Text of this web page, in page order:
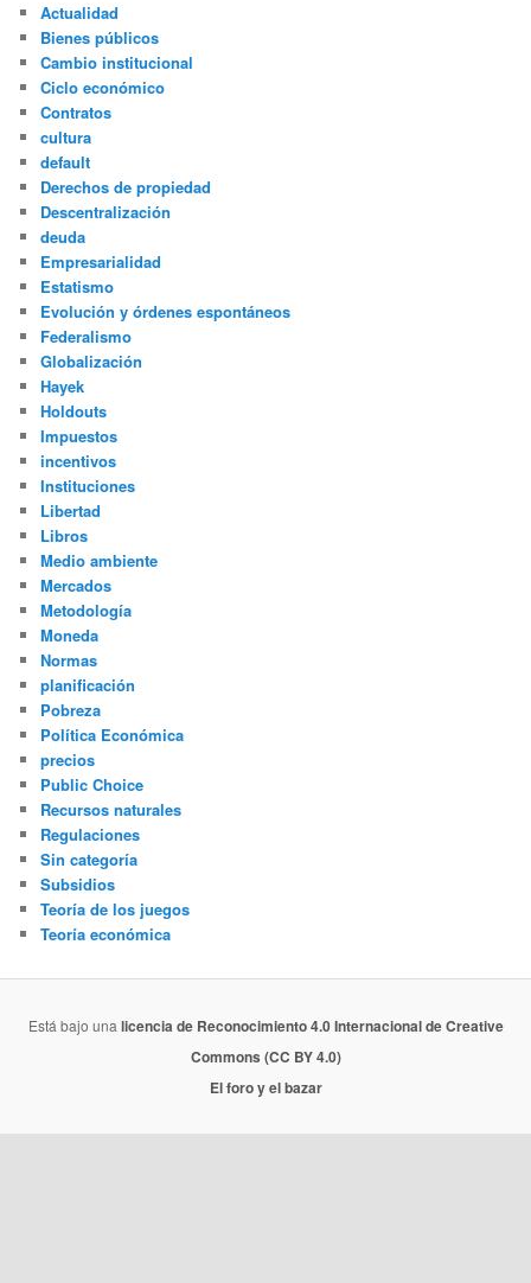
Actualidad
Bienes públicos
Cambio institucional
Ciclo económico
Contratos
cultura
default
Derechos de propiedad
Descentralización
deuda
Empresarialidad
Estatismo
Evolución y órdenes espontáneos
Federalismo
Globalización
Hayek
Holdouts
Impuestos
incentivos
Instituciones
Libertad
Libros
Medio ambiente
Mercados
Metodología
Moneda
Normas
planificación
Pobreza
Política Económica
precios
Public Choice
Recursos naturales
Regulaciones
Sin categoría
Subsidios
Teoría de los juegos
Teoría económica
Está bajo una licencia de Reconocimiento 4.0 Internacional de Creative
Commons (CC BY 4.0)
El foro y el bazar